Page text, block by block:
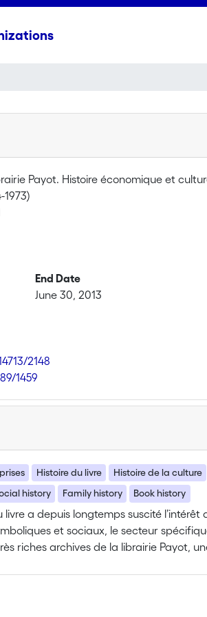
Payot. Histoire économique et
1973)
End Date
June 30, 2013
2148
1459
Histoire du livre Histoire de la culture
history Family history Book history
a depuis longtemps suscité l’intérêt
et sociaux, le secteur
riches archives de la librairie Payot,